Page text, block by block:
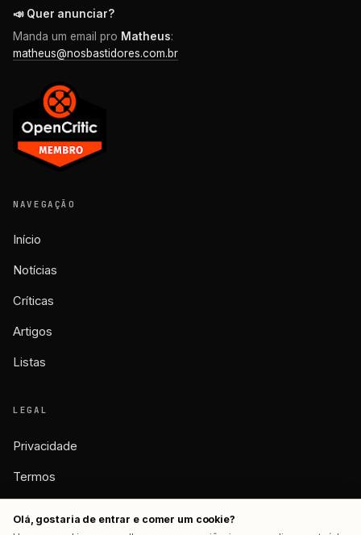
📣 Quer anunciar?
Manda um email pro Matheus:
matheus@nosbastidores.com.br
NAVEGAÇÃO
Início
Notícias
Críticas
Artigos
Listas
LEGAL
Privacidade
Termos
Olá, gostaria de entrar e comer um cookie?